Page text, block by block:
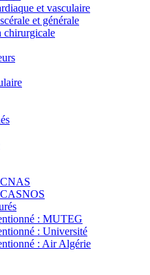
et vasculaire
et générale
chirurgicale
CNAS
CASNOS
: MUTEG
: Université
: Air Algérie